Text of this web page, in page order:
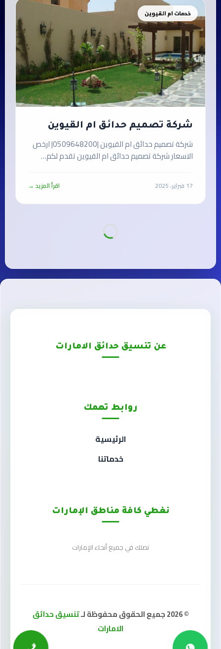
خدمات ام القيوين
شركة تصميم حدائق ام القيوين
شركة تصميم حدائق ام القيوين |0509648200| ارخص
الاسعار شركة تصميم حدائق ام القيوين تقدم لكم…
17 فبراير، 2025 اقرأ المزيد →
عن تنسيق حدائق الامارات
روابط تهمك
الرئيسية
خدماتنا
نغطي كافة مناطق الإمارات
نصلك في جميع أنحاء الإمارات
© 2026 جميع الحقوق محفوظة لـ
تنسيق حدائق
الامارات